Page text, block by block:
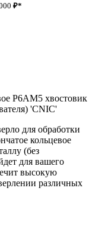
₽*
Р6АМ5 хвостовик
'CNIC'
для обработки
кольцевое
(без
для вашего
высокую
различных